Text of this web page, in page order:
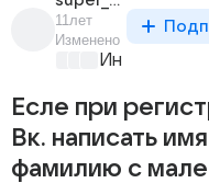
11лет
Изменено
Есле при
Вк. написать
фамилию с